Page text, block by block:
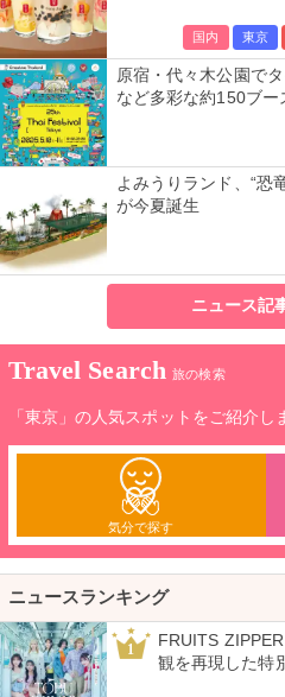
国内 東京
原宿・代々木公園で
など多彩な約150ブー
よみうりランド、“恐
が今夏誕生
ニュース記
Travel Search 旅の検索
「東京」の人気スポットをご紹介し
気分で探す
ニュースランキング
1
FRUITS
観を再現した特